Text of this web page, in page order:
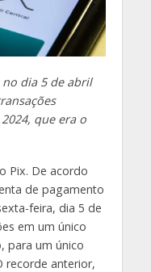
no dia 5 de abril
que era o
Pix. De acordo
de pagamento
feira, dia 5 de
em um único
para um único
recorde anterior,